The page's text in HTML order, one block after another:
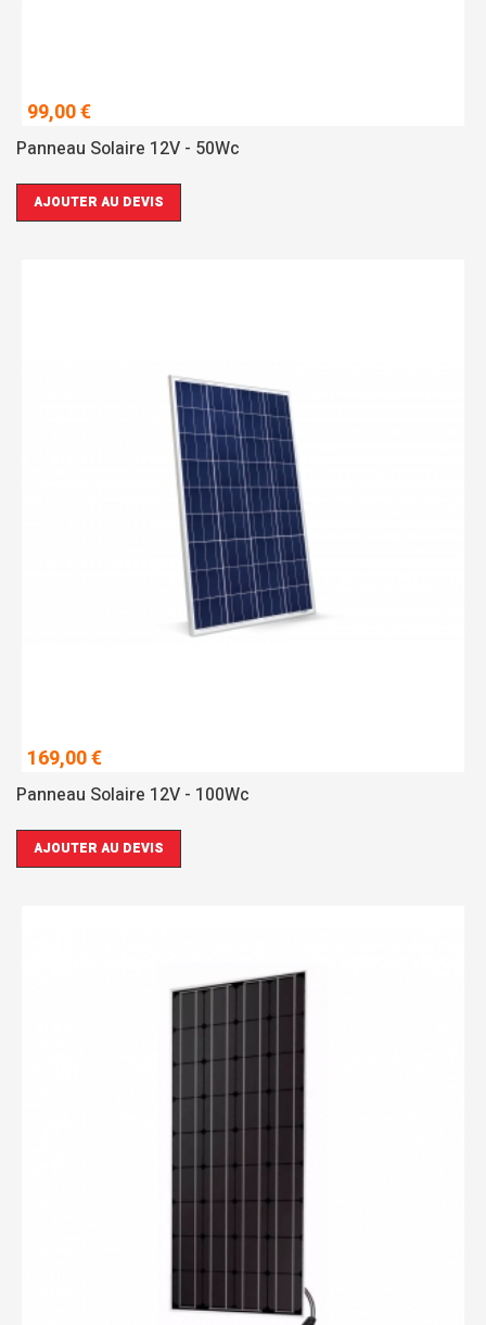
99,00 €
Panneau Solaire 12V - 50Wc
AJOUTER AU DEVIS
169,00 €
Panneau Solaire 12V - 100Wc
AJOUTER AU DEVIS